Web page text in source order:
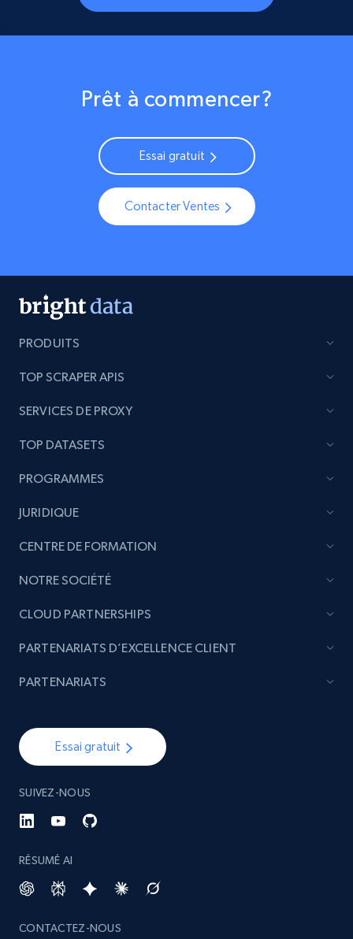
Prêt à commencer?
Essai gratuit
Contacter Ventes
PRODUITS
TOP SCRAPER APIS
SERVICES DE PROXY
TOP DATASETS
PROGRAMMES
JURIDIQUE
CENTRE DE FORMATION
NOTRE SOCIÉTÉ
Essai gratuit
SUIVEZ-NOUS
RÉSUMÉ AI
CONTACTEZ-NOUS
CLOUD PARTNERSHIPS
PARTENARIATS D’EXCELLENCE CLIENT
PARTENARIATS